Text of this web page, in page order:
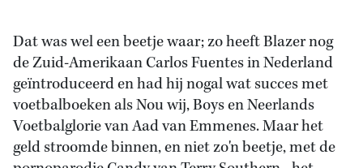
Dat was wel een beetje waar; zo heeft Blazer nog
de Zuid-Amerikaan Carlos Fuentes in Nederland
geïntroduceerd en had hij nogal wat succes met
voetbalboeken als Nou wij, Boys en Neerlands
Voetbalglorie van Aad van Emmenes. Maar het
geld stroomde binnen, en niet zo'n beetje, met de